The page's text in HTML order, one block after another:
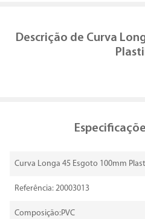
Descrição de Curva
Curva Longa 45 Esgoto 100mm
Referência: 20003013
Composição:PVC